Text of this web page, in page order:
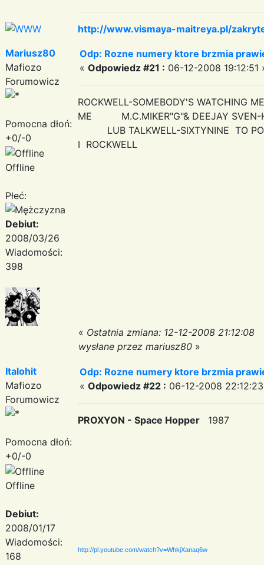
http://www.vismaya-maitreya.pl/
Mariusz80
Mafiozo
Forumowicz
Pomocna dłoń:
+0/-0
Offline
Płeć:
Debiut:
2008/03/26
Wiadomości:
398
Odp: Rozne numery ktore brzmia
« Odpowiedz #21 : 06-12-2008 19:12:51
ROCKWELL-SOMEBODY'S WATCHING
ME M.C.MIKER"G"& DEEJAY
LUB TALKWELL-SIXTYNINE TO
I ROCKWELL
« Ostatnia zmiana: 12-12-2008 21:12:08
wysłane przez mariusz80 »
Italohit
Mafiozo
Forumowicz
Pomocna dłoń:
+0/-0
Offline
Debiut:
2008/01/17
Wiadomości:
168
Odp: Rozne numery ktore brzmia
« Odpowiedz #22 : 06-12-2008
PROXYON - Space Hopper 1987
http://pl.youtube.com/watch?v=WhkjXanaq6w